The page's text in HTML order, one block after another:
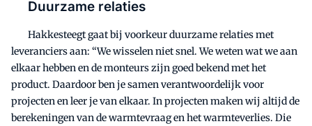
Duurzame relaties
Hakkesteegt gaat bij voorkeur duurzame relaties met
leveranciers aan: “We wisselen niet snel. We weten wat we aan
elkaar hebben en de monteurs zijn goed bekend met het
product. Daardoor ben je samen verantwoordelijk voor
projecten en leer je van elkaar. In projecten maken wij altijd de
berekeningen van de warmtevraag en het warmteverlies. Die